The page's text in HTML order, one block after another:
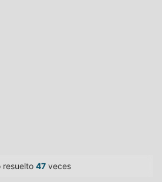
resuelto 47 veces